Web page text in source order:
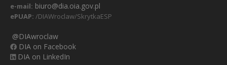
e-mail: biuro@dia.oia.gov.pl
ePUAP: /DIAWroclaw/SkrytkaESP
@DIAwroclaw
DIA on Facebook
DIA on LinkedIn